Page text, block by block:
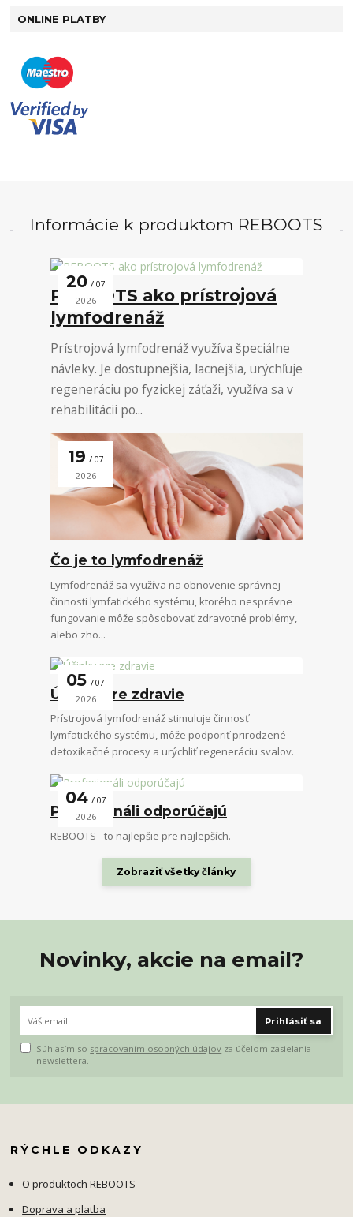
ONLINE PLATBY
Informácie k produktom REBOOTS
20 07
2026
REBOOTS ako prístrojová
lymfodrenáž
Prístrojová lymfodrenáž využíva špeciálne
návleky. Je dostupnejšia, lacnejšia, urýchľuje
regeneráciu po fyzickej záťaži, využíva sa v
rehabilitácii po...
19 07
2026
Čo je to lymfodrenáž
Lymfodrenáž sa využíva na obnovenie správnej
činnosti lymfatického systému, ktorého nesprávne
fungovanie môže spôsobovať zdravotné problémy,
alebo zho...
05 07
2026
Účinky pre zdravie
Prístrojová lymfodrenáž stimuluje činnosť
lymfatického systému, môže podporiť prirodzené
detoxikačné procesy a urýchliť regeneráciu svalov.
04 07
2026
Profesionáli odporúčajú
REBOOTS - to najlepšie pre najlepších.
Zobraziť všetky články
Novinky, akcie na email?
Prihlásiť sa
Súhlasím so spracovaním osobných údajov za účelom zasielania
newslettera.
RÝCHLE ODKAZY
O produktoch REBOOTS
Doprava a platba